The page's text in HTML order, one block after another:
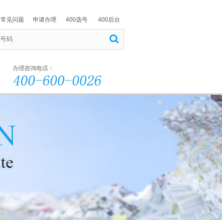
400后台
400选号
申请办理
常见问题
办理咨询电话：